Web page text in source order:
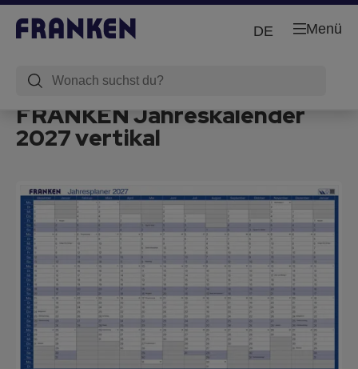
Menü
DE
FRANKEN Jahreskalender
2027 vertikal